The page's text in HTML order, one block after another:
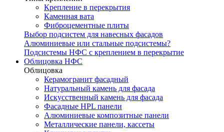
Крепление в перекрытия
Каменная вата
Фиброцементные плиты
Выбор подсистем для навесных фасадов
Алюминиевые или стальные подсистемы?
Подсистемы НФС с креплением в перекрытие
Облицовка НФС
Облицовка
Керамогранит фасадный
Натуральный камень для фасада
Искусственный камень для фасада
Фасадные HPL панели
Алюминиевые композитные панели
Металлические панели, кассеты